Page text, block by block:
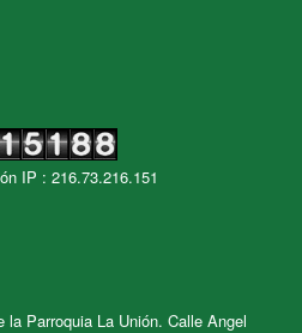
IP : 216.73.216.151
la Parroquia La Unión. Calle Angel